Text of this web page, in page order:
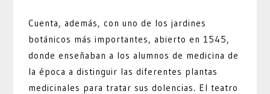
Cuenta, además, con uno de los jardines
botánicos más importantes, abierto en 1545,
donde enseñaban a los alumnos de medicina de
la época a distinguir las diferentes plantas
medicinales para tratar sus dolencias. El teatro